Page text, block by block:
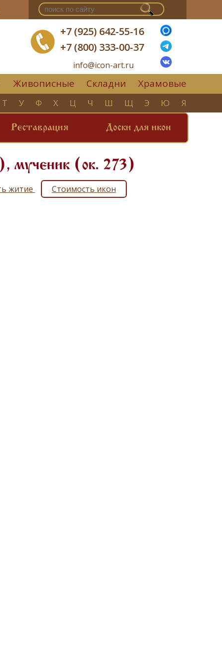
+7 (925) 642-55-16
+7 (800) 333-00-37
info@icon-art.ru
Живописные Складни Храмовые
Т У Ф Х Ц Ч Ш Щ Э Ю Я
Реставрация Доски для икон
мученик (ок. 273)
житие Стоимость икон